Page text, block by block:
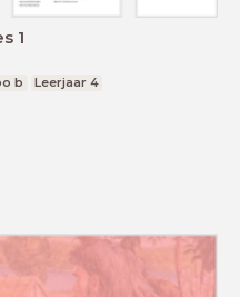
1
b Leerjaar 4